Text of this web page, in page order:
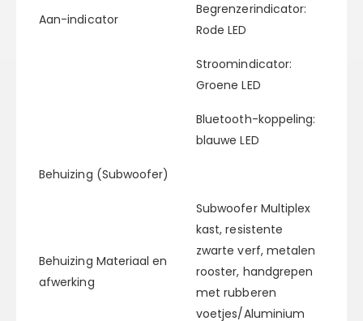
Aan-indicator
Begrenzerindicator:
Rode LED
Stroomindicator:
Groene LED
Bluetooth-koppeling:
blauwe LED
Behuizing (Subwoofer)
Behuizing Materiaal en
afwerking
Subwoofer Multiplex
kast, resistente
zwarte verf, metalen
rooster, handgrepen
met rubberen
voetjes/Aluminium